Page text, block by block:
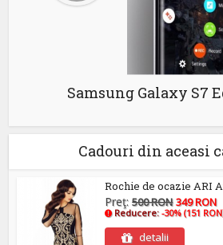
Samsung Galaxy S7
Cadouri din aceasi
Rochie de ocazie ARI
Preţ:500 RON 349 RON
Reducere:-30% (151
detalii